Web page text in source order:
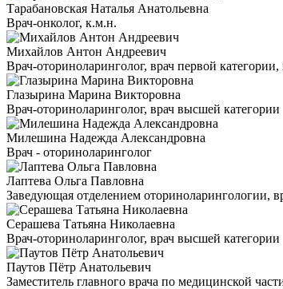
Тарабановская Наталья Анатольевна
Врач-онколог, к.м.н.
Михайлов Антон Андреевич
Врач-оториноларинголог, врач первой
Глазырина Марина Викторовна
Врач-оториноларинголог, врач высшей категории
Милешина Надежда Александровна
Врач - оториноларинголог
Лаптева Ольга Павловна
Заведующая отделением оториноларингологии,
Серашева Татьяна Николаевна
Врач-оториноларинголог, врач высшей категории
Паутов Пётр Анатольевич
Заместитель главного врача по медицинской